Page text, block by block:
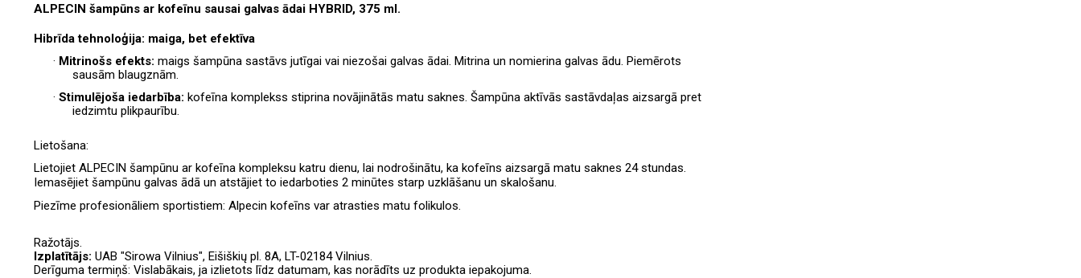
ALPECIN šampūns ar kofeīnu sausai galvas ādai HYBRID, 375 ml.
Hibrīda tehnoloģija: maiga, bet efektīva
· Mitrinošs efekts: maigs šampūna sastāvs jutīgai vai niezošai galvas ādai. Mitrina un nomierina galvas ādu. Piemērots
sausām blaugznām.
· Stimulējoša iedarbība: kofeīna komplekss stiprina novājinātās matu saknes. Šampūna aktīvās sastāvdaļas aizsargā pret
iedzimtu plikpaurību.
Lietošana:
Lietojiet ALPECIN šampūnu ar kofeīna kompleksu katru dienu, lai nodrošinātu, ka kofeīns aizsargā matu saknes 24 stundas.
Iemasējiet šampūnu galvas ādā un atstājiet to iedarboties 2 minūtes starp uzklāšanu un skalošanu.
Piezīme profesionāliem sportistiem: Alpecin kofeīns var atrasties matu folikulos.
Ražotājs.
Izplatītājs: UAB "Sirowa Vilnius", Eišiškių pl. 8A, LT-02184 Vilnius.
Derīguma termiņš: Vislabākais, ja izlietots līdz datumam, kas norādīts uz produkta iepakojuma.